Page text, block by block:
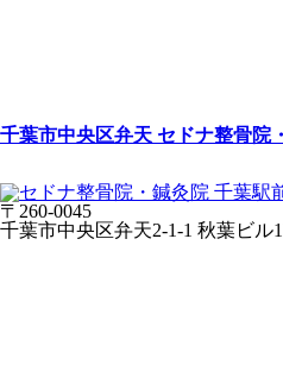
千葉市中央区弁天 セドナ整骨院
〒260-0045
千葉市中央区弁天2-1-1 秋葉ビル